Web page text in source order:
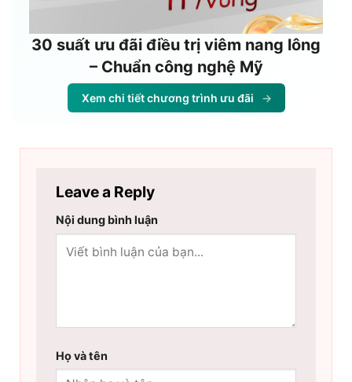
30 suất ưu đãi điều trị viêm nang lông
– Chuẩn công nghệ Mỹ
Xem chi tiết chương trình ưu đãi →
Leave a Reply
Nội dung bình luận
Họ và tên